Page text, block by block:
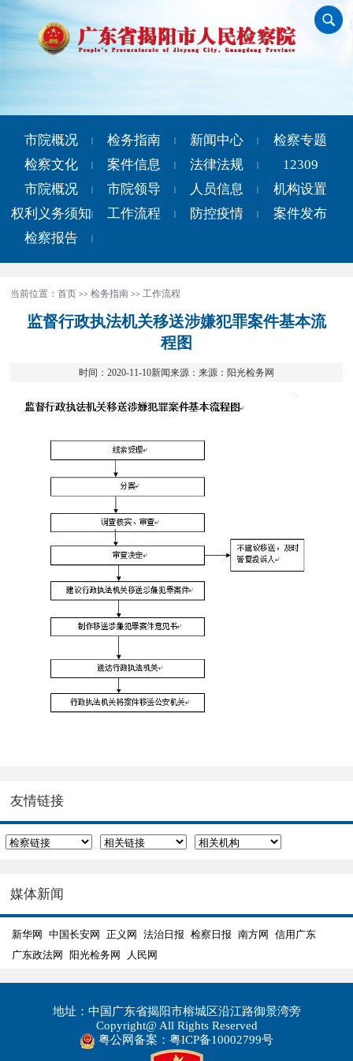
市院概况 检务指南 新闻中心
检察专题
检察文化
案件信息 法律法规
12309
市院概况
市院领导 人员信息
机构设置
权利义务须知
工作流程 防控疫情
案件发布
检察报告
当前位置：首页 >>检务指南 >> 工作流程
监督行政执法机关移送涉嫌犯罪案件基本流
程图
时间：2020-11-10新闻来源：来源：阳光检务网
友情链接
媒体新闻
新华网 中国长安网 正义网 法治日报 检察日报 南方网
信用广东
广东政法网
阳光检务网 人民网
地址：中国广东省揭阳市榕城区沿江路御景湾旁
Copyright@ All Rights Reserved
粤公网备案：粤ICP备10002799号